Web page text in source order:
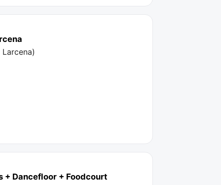
)
+ Dancefloor + Foodcourt